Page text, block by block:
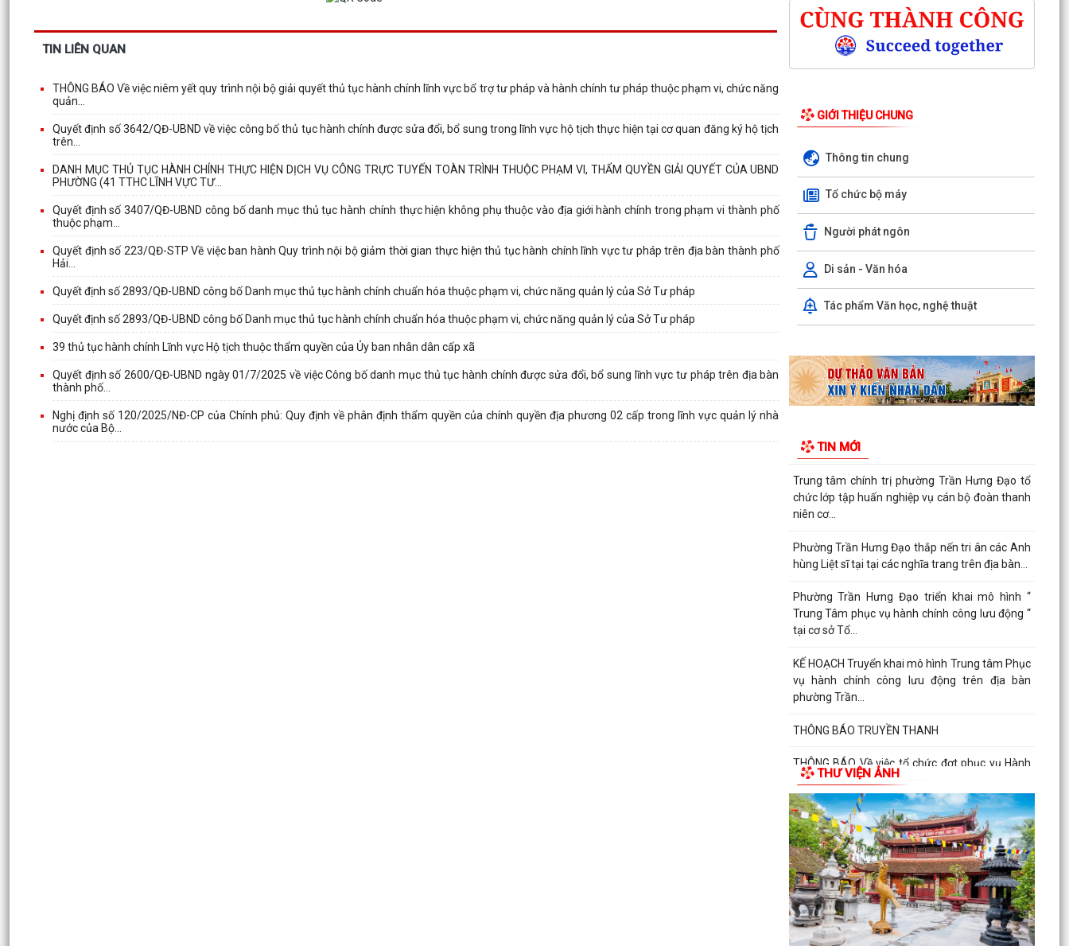
TIN LIÊN QUAN
THÔNG BÁO Về việc niêm yết quy trình nội bộ giải quyết thủ tục hành chính lĩnh vực bổ trợ tư pháp và hành chính tư pháp thuộc phạm vi, chức năng
quản...
Quyết định số 3642/QĐ-UBND về việc công bố thủ tục hành chính được sửa đổi, bổ sung trong lĩnh vực hộ tịch thực hiện tại cơ quan đăng ký hộ tịch
trên...
DANH MỤC THỦ TỤC HÀNH CHÍNH THỰC HIỆN DỊCH VỤ CÔNG TRỰC TUYẾN TOÀN TRÌNH THUỘC PHẠM VI, THẨM QUYỀN GIẢI QUYẾT CỦA UBND
PHƯỜNG (41 TTHC LĨNH VỰC TƯ...
Quyết định số 3407/QĐ-UBND công bố danh mục thủ tục hành chính thực hiện không phụ thuộc vào địa giới hành chính trong phạm vi thành phố
thuộc phạm...
Quyết định số 223/QĐ-STP Về việc ban hành Quy trình nội bộ giảm thời gian thực hiện thủ tục hành chính lĩnh vực tư pháp trên địa bàn thành phố
Hải...
Quyết định số 2893/QĐ-UBND công bố Danh mục thủ tục hành chính chuẩn hóa thuộc phạm vi, chức năng quản lý của Sở Tư pháp
Quyết định số 2893/QĐ-UBND công bố Danh mục thủ tục hành chính chuẩn hóa thuộc phạm vi, chức năng quản lý của Sở Tư pháp
39 thủ tục hành chính Lĩnh vực Hộ tịch thuộc thẩm quyền của Ủy ban nhân dân cấp xã
Quyết định số 2600/QĐ-UBND ngày 01/7/2025 về việc Công bố danh mục thủ tục hành chính được sửa đổi, bổ sung lĩnh vực tư pháp trên địa bàn
thành phố...
Nghị định số 120/2025/NĐ-CP của Chính phủ: Quy định về phân định thẩm quyền của chính quyền địa phương 02 cấp trong lĩnh vực quản lý nhà
nước của Bộ...
GIỚI THIỆU CHUNG
Thông tin chung
Tổ chức bộ máy
Người phát ngôn
Di sản - Văn hóa
Tác phẩm Văn học, nghệ thuật
TIN MỚI
Kỳ họp thứ ba (kỳ họp thường lệ giữa năm
2026) Hội đồng nhân dân phường Trần Hưng
Đạo khóa II,...
Hội nghị trực tuyến Báo cáo viên thành phố Hải
Phòng tháng 7/2026.
Phường Trần Hưng Đạo tham dự hội nghị toàn
quốc nghiên cứu, học tập, quán triệt và triển
Khai mạc giải bóng đá U13 phường Trần Hưng
Đạo hè năm 2026.
thoại trực...
Trung tâm chính trị phường Trần Hưng Đạo tổ
chức lớp tập huấn nghiệp vụ cán bộ đoàn thanh
niên cơ...
Phường Trần Hưng Đạo thắp nến tri ân các Anh
hùng Liệt sĩ tại tại các nghĩa trang trên địa bàn...
Phường Trần Hưng Đạo triển khai mô hình “
Trung Tâm phục vụ hành chính công lưu động “
tại cơ sở Tổ...
KẾ HOẠCH Truyển khai mô hình Trung tâm Phục
vụ hành chính công lưu động trên địa bàn
phường Trần...
THÔNG BÁO TRUYỀN THANH
THÔNG BÁO Về việc tổ chức đợt phục vụ Hành
chính công lưu động tháng 7 năm 2026
Lãnh đạo Quân khu 3 thăm, tặng quà tại Trung
tâm điều dưỡng người tâm thần Hải Dương
nhân dịp 79...
Đồng chí Vũ Thị Hiên, Phó bí thư thường trực
Đảng ủy phường Trần Hưng Đạo thăm, tặng quà
nhân Ngày...
THƯ VIỆN ẢNH